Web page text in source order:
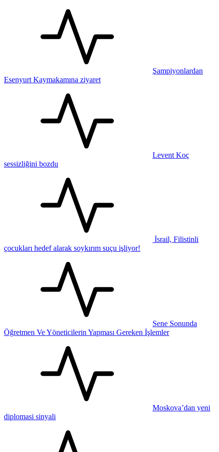
Şampiyonlardan
Esenyurt Kaymakamına ziyaret
Levent Koç
sessizliğini bozdu
İsrail, Filistinli
çocukları hedef alarak soykırım suçu işliyor!
Sene Sonunda
Öğretmen Ve Yöneticilerin Yapması Gereken İşlemler
Moskova’dan yeni
diplomasi sinyali